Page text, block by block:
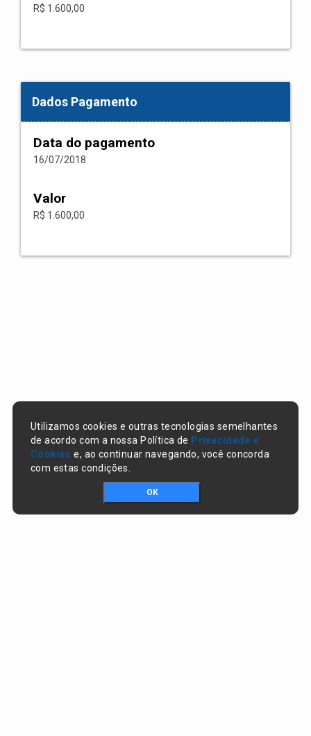
R$ 1.600,00
Dados Pagamento
Data do pagamento
16/07/2018
Valor
R$ 1.600,00
Utilizamos cookies e outras tecnologias semelhantes
de acordo com a nossa Política de Privacidade e
Cookies e, ao continuar navegando, você concorda
com estas condições.
OK